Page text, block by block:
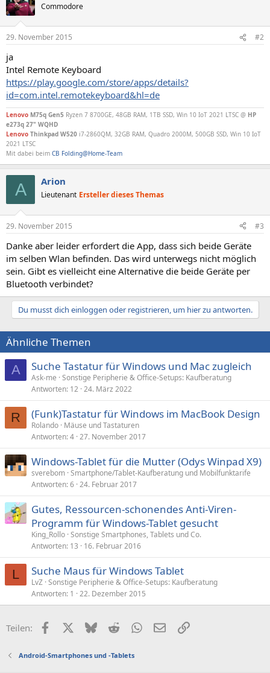
Commodore
29. November 2015 #2
ja
​Intel Remote Keyboard
https://play.google.com/store/apps/details?
id=com.intel.remotekeyboard&hl=de
Lenovo M75q Gen5 Ryzen 7 8700GE, 48GB RAM, 1TB SSD, Win 10 IoT 2021 LTSC @ HP
e273q 27" WQHD
Lenovo Thinkpad W520 i7-2860QM, 32GB RAM, Quadro 2000M, 500GB SSD, Win 10 IoT
2021 LTSC
Mit dabei beim CB Folding@Home-Team
A Arion
Lieutenant Ersteller dieses Themas
29. November 2015 #3
Danke aber leider erfordert die App, dass sich beide Geräte
im selben Wlan befinden. Das wird unterwegs nicht möglich
sein. Gibt es vielleicht eine Alternative die beide Geräte per
Bluetooth verbindet?
Du musst dich einloggen oder registrieren, um hier zu antworten.
Ähnliche Themen
A Suche Tastatur für Windows und Mac zugleich
Ask-me Sonstige Peripherie & Office-Setups: Kaufberatung
Antworten 12 24. März 2022
R (Funk)Tastatur für Windows im MacBook Design
Rolando Mäuse und Tastaturen
Antworten 4 27. November 2017
Windows-Tablet für die Mutter (Odys Winpad X9)
sverebom Smartphone/Tablet-Kaufberatung und Mobilfunktarife
Antworten 6 24. Februar 2017
Gutes, Ressourcen-schonendes Anti-Viren-
Programm für Windows-Tablet gesucht
King_Rollo Sonstige Smartphones, Tablets und Co.
Antworten 13 16. Februar 2016
L Suche Maus für Windows Tablet
LvZ Sonstige Peripherie & Office-Setups: Kaufberatung
Antworten 1 22. Dezember 2015
Teilen: FacebookX (Twitter)
BlueskyRedditWhatsApp
E-MailLink
Android-Smartphones und -Tablets